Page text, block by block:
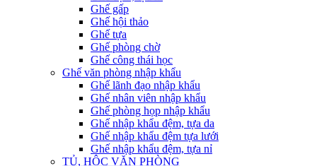
Ghế gấp
Ghế hội thảo
Ghế tựa
Ghế phòng chờ
Ghế công thái học
Ghế văn phòng nhập khẩu
Ghế lãnh đạo nhập khẩu
Ghế nhân viên nhập khẩu
Ghế phòng họp nhập khẩu
Ghế nhập khẩu đệm, tựa da
Ghế nhập khẩu đệm tựa lưới
Ghế nhập khẩu đệm, tựa nỉ
TỦ, HỘC VĂN PHÒNG